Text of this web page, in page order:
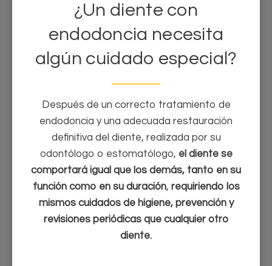
¿Un diente con
endodoncia necesita
algún cuidado especial?
Después de un correcto tratamiento de
endodoncia y una adecuada restauración
definitiva del diente, realizada por su
odontólogo o estomatólogo, el diente se
comportará igual que los demás, tanto en su
función como en su duración, requiriendo los
mismos cuidados de higiene, prevención y
revisiones periódicas que cualquier otro
diente.